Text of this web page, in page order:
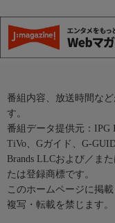
番組内容、放送時間な
す。
番組データ提供元：IPG
TiVo、Gガイド、G-
Brands LLCおよび／ま
たは登録商標です。
このホームページに掲
複写・転載を禁じます。